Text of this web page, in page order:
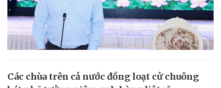
Các chùa trên cả nước đồng loạt cử chuông